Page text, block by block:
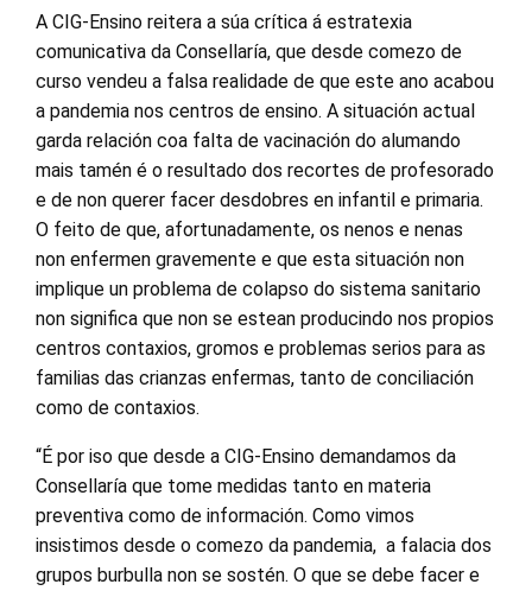
A CIG-Ensino reitera a súa crítica á estratexia
comunicativa da Consellaría, que desde comezo de
curso vendeu a falsa realidade de que este ano acabou
a pandemia nos centros de ensino. A situación actual
garda relación coa falta de vacinación do alumando
mais tamén é o resultado dos recortes de profesorado
e de non querer facer desdobres en infantil e primaria.
O feito de que, afortunadamente, os nenos e nenas
non enfermen gravemente e que esta situación non
implique un problema de colapso do sistema sanitario
non significa que non se estean producindo nos propios
centros contaxios, gromos e problemas serios para as
familias das crianzas enfermas, tanto de conciliación
como de contaxios.
“É por iso que desde a CIG-Ensino demandamos da
Consellaría que tome medidas tanto en materia
preventiva como de información. Como vimos
insistimos desde o comezo da pandemia, a falacia dos
grupos burbulla non se sostén. O que se debe facer e